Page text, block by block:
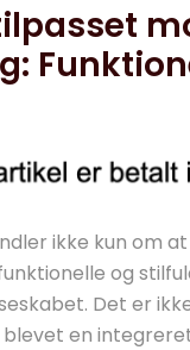
ikke kun om
og
Det er
en